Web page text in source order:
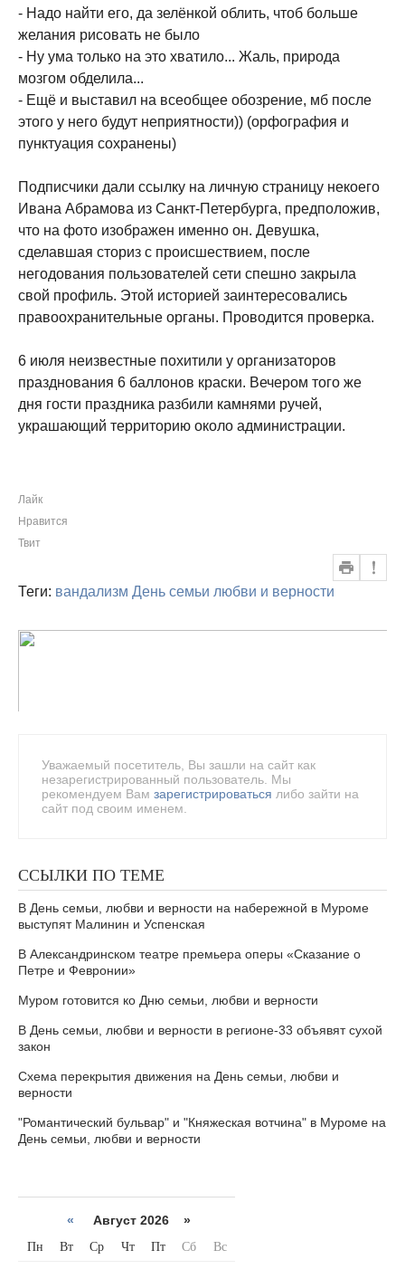
- Надо найти его, да зелёнкой облить, чтоб больше
желания рисовать не было
- Ну ума только на это хватило... Жаль, природа
мозгом обделила...
- Ещё и выставил на всеобщее обозрение, мб после
этого у него будут неприятности)) (орфография и
пунктуация сохранены)
Подписчики дали ссылку на личную страницу некоего
Ивана Абрамова из Санкт-Петербурга, предположив,
что на фото изображен именно он. Девушка,
сделавшая сториз с происшествием, после
негодования пользователей сети спешно закрыла
свой профиль. Этой историей заинтересовались
правоохранительные органы. Проводится проверка.
6 июля неизвестные похитили у организаторов
празднования 6 баллонов краски. Вечером того же
дня гости праздника разбили камнями ручей,
украшающий территорию около администрации.
Лайк
Нравится
Твит
Теги: вандализм День семьи любви и верности
Уважаемый посетитель, Вы зашли на сайт как
незарегистрированный пользователь. Мы
рекомендуем Вам зарегистрироваться либо зайти на
сайт под своим именем.
ССЫЛКИ ПО ТЕМЕ
В День семьи, любви и верности на набережной в Муроме
выступят Малинин и Успенская
В Александринском театре премьера оперы «Сказание о
Петре и Февронии»
Муром готовится ко Дню семьи, любви и верности
В День семьи, любви и верности в регионе-33 объявят сухой
закон
Схема перекрытия движения на День семьи, любви и
верности
"Романтический бульвар" и "Княжеская вотчина" в Муроме на
День семьи, любви и верности
« Август 2026 »
Пн Вт Ср Чт Пт Сб Вс